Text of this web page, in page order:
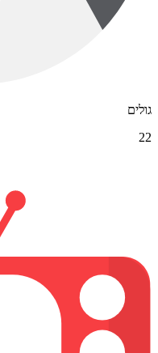
גולים
22